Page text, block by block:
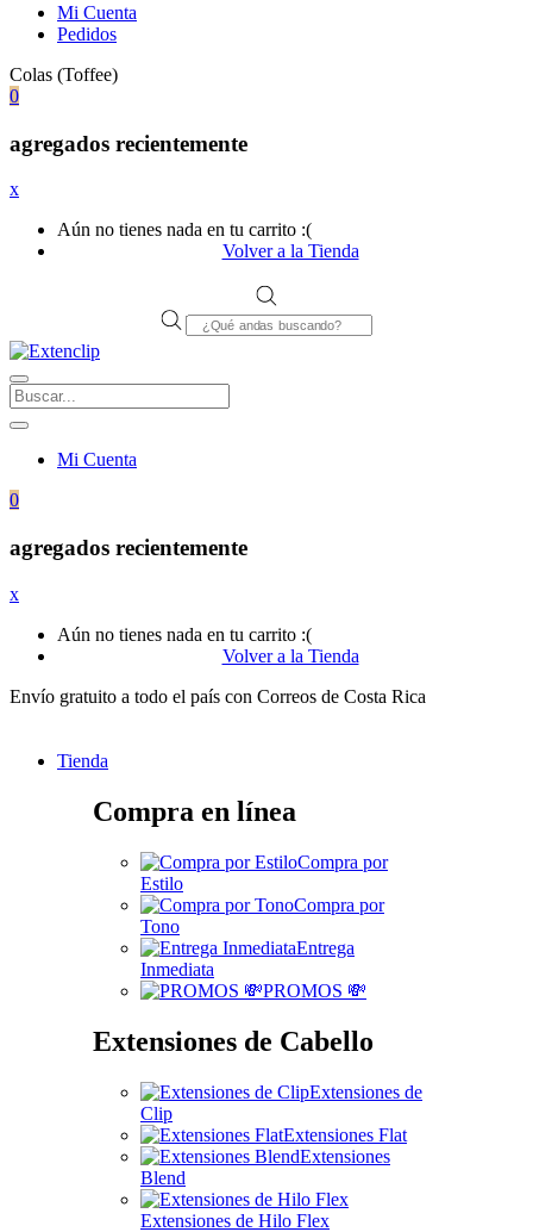
Mi Cuenta
Pedidos
Colas (Toffee)
0
agregados recientemente
x
Aún no tienes nada en tu carrito :(
Volver a la Tienda
Products
search
Mi Cuenta
0
agregados recientemente
x
Aún no tienes nada en tu carrito :(
Volver a la Tienda
Envío gratuito a todo el país con Correos de Costa Rica
Tienda
Compra en línea
Compra por
Estilo
Compra por
Tono
Entrega
Inmediata
PROMOS 💸
Extensiones de Cabello
Extensiones de
Clip
Extensiones Flat
Extensiones
Blend
Extensiones de Hilo Flex